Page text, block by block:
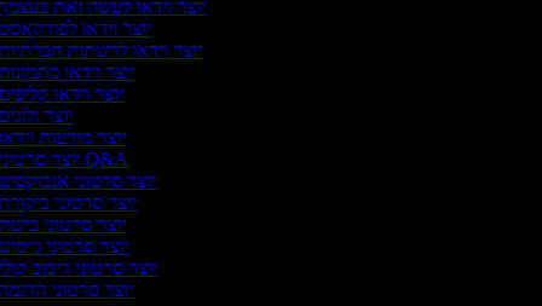
יוצר וידאו לעשה זאת
יוצר וידאו
יוצר וידאו לרשתות
יוצר וידאו
יוצר וידאו
יוצר
יוצר מודעות
יוצר סרטוני Q&A
יוצר סרטוני
יוצר סרטוני
יוצר סרטוני
יוצר סרטוני
יוצר סרטוני דיבוב
יוצר סרטוני